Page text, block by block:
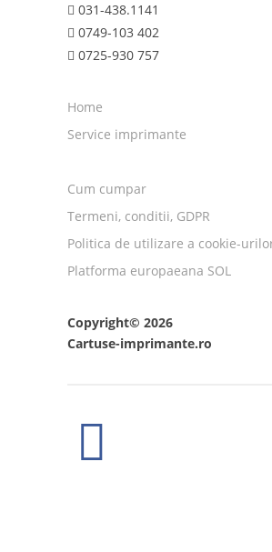
031-438.1141
0749-103 402
0725-930 757
Home
Service imprimante
Cum cumpar
Termeni, conditii, GDPR
Politica de utilizare a cookie-
Platforma europaeana SOL
Copyright© 2026
Cartuse-imprimante.ro